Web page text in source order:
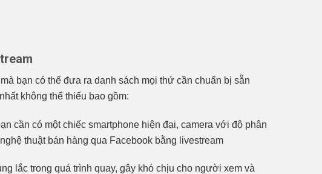
bạn có thể đưa ra danh sách mọi thứ cần chuẩn bị sẵn
không thể thiếu bao gồm:
cần có một chiếc smartphone hiện đại, camera với độ phân
thuật bán hàng qua Facebook bằng livestream
lắc trong quá trình quay, gây khó chịu cho người xem và